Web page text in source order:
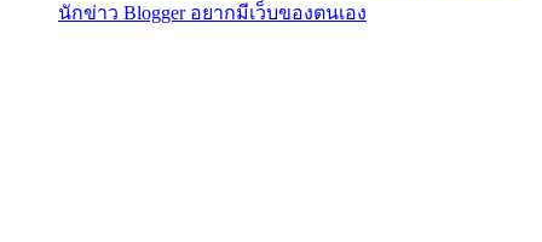
นักข่าว Blogger อยากมีเว็บของตนเอง